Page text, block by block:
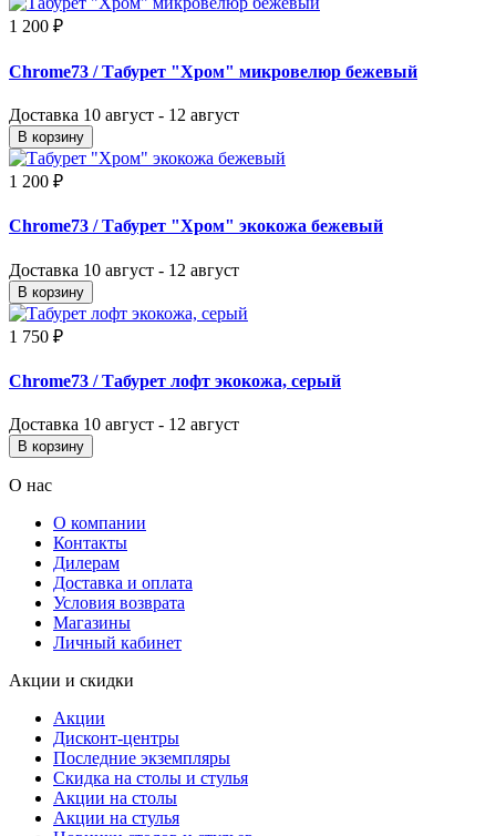
1 200 ₽
Chrome73 / Табурет "Хром" микровелюр бежевый
Доставка 10 август - 12 август
В корзину
1 200 ₽
Chrome73 / Табурет "Хром" экокожа бежевый
Доставка 10 август - 12 август
В корзину
1 750 ₽
Chrome73 / Табурет лофт экокожа, серый
Доставка 10 август - 12 август
В корзину
О нас
О компании
Контакты
Дилерам
Доставка и оплата
Условия возврата
Магазины
Личный кабинет
Акции и скидки
Акции
Дисконт-центры
Последние экземпляры
Скидка на столы и стулья
Акции на столы
Акции на стулья